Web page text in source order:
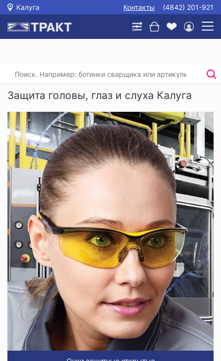
Калуга Контакты (4842) 201-921
Главная / /
Защита головы, глаз и слуха Калуга